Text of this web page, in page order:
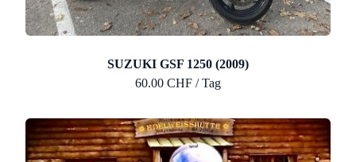
SUZUKI GSF 1250 (2009)
60.00 CHF / Tag